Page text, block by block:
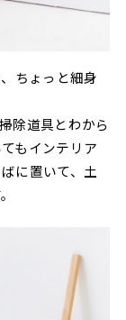
ちょっと細身
除道具とわから
もインテリア
に置いて、土